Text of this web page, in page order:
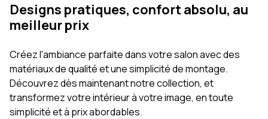
Designs pratiques, confort absolu, au
meilleur prix
Créez l'ambiance parfaite dans votre salon avec des
matériaux de qualité et une simplicité de montage.
Découvrez dès maintenant notre collection, et
transformez votre intérieur à votre image, en toute
simplicité et à prix abordables.